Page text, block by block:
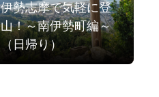
伊勢志摩で気軽に登
山！～南伊勢町編～
（日帰り）